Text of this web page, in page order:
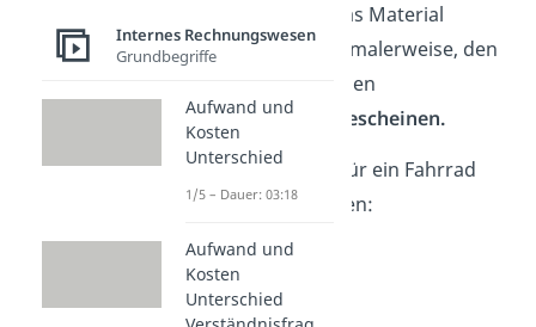
Kostenhöhe für das Material
entnimmst du normalerweise, den
oder den
Materialentnahmescheinen.
📄 DieStückliste
für ein Fahrrad
könnte so aussehen:
1 Lenker
2 Räder
Internes Rechnungswesen
Grundbegriffe
Aufwand und
Kosten
Unterschied
1/5 – Dauer: 03:18
Aufwand und
Kosten
Unterschied